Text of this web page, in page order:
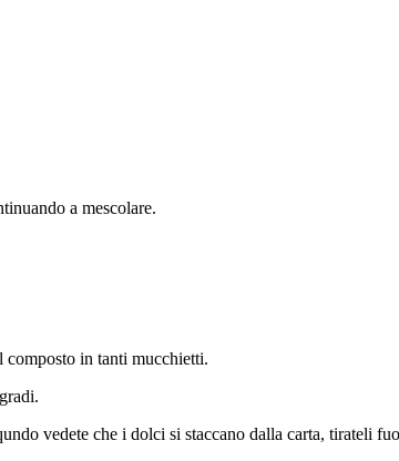
a mescolare.
composto in tanti mucchietti.
vedete che i dolci si staccano dalla carta, tirateli